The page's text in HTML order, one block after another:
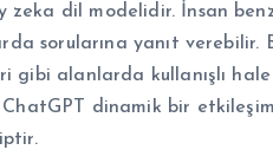
dil modelidir. İnsan
sorularına yanıt verebilir.
alanlarda kullanışlı hale
dinamik bir etkileşim